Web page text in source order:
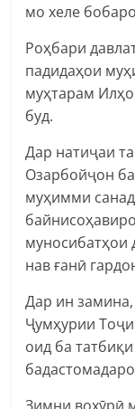
мо хеле
Роҳбари
падидаҳои
муҳтарам
буд.
Дар натиҷаи
Озарбойҷон
муҳимми
муносибатҳои
нав ғанӣ
Дар ин замина,
Ҷумҳурии
оид ба